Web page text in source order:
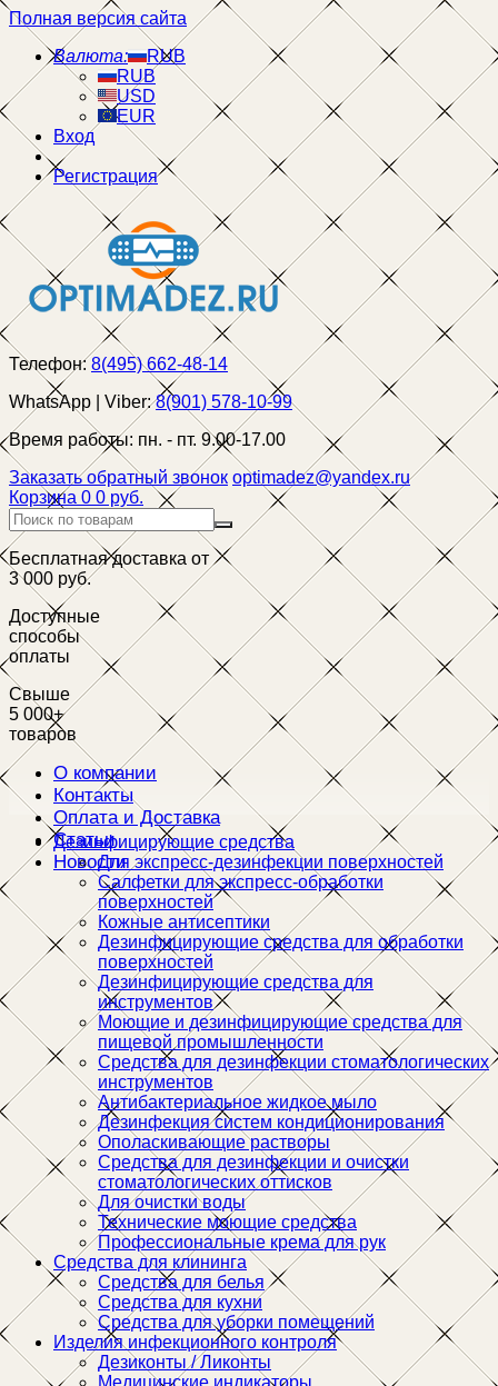
Полная версия сайта
Валюта:
RUB
RUB
USD
EUR
Вход
Регистрация
Телефон:8(495) 662-48-14
WhatsApp | Viber:8(901) 578-10-99
Время работы: пн. - пт. 9.00-17.00
Заказать обратный звонок optimadez@yandex.ru
Корзина 0 0 руб.
Бесплатная доставка от
3 000 руб.
Доступные
способы
оплаты
Свыше
5 000+
товаров
О компании
Контакты
Оплата и Доставка
Статьи
Новости
Дезинфицирующие средства
Для экспресс-дезинфекции поверхностей
Салфетки для экспресс-обработки
поверхностей
Кожные антисептики
Дезинфицирующие средства для обработки
поверхностей
Дезинфицирующие средства для
инструментов
Моющие и дезинфицирующие средства для
пищевой промышленности
Средства для дезинфекции стоматологических
инструментов
Антибактериальное жидкое мыло
Дезинфекция систем кондиционирования
Ополаскивающие растворы
Средства для дезинфекции и очистки
стоматологических оттисков
Для очистки воды
Технические моющие средства
Профессиональные крема для рук
Средства для клининга
Средства для белья
Средства для кухни
Средства для уборки помещений
Изделия инфекционного контроля
Дезиконты / Ликонты
Медицинские индикаторы